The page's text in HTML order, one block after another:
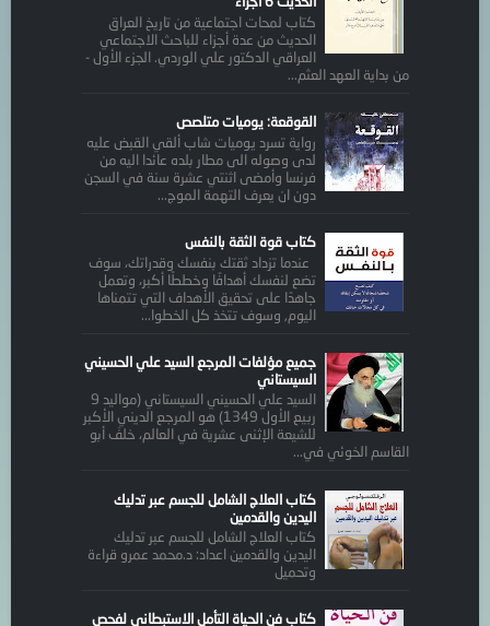
كتاب لمحات اجتماعية من تاريخ العراق
الحديث من عدة أجزاء للباحث الاجتماعي
العراقي الدكتور علي الوردي. الجزء الأول -
من بداية العهد العثم...
القوقعة: يوميات متلصص
رواية تسرد يوميات شاب ألقي القبض عليه
لدى وصوله الى مطار بلده عائدا اليه من
فرنسا وأمضى اثنتي عشرة سنة في السجن
دون ان يعرف التهمة الموج...
كتاب قوة الثقة بالنفس
عندما تزداد ثقتك بنفسك وقدراتك، سوف
تضع لنفسك أهدافًا وخططًا أكبر، وتعمل
جاهدًا على تحقيق الأهداف التي تتمناها
اليوم, وسوف تتخذ كل الخطوا...
جميع مؤلفات المرجع السيد علي الحسيني
السيستاني
السيد علي الحسيني السيستاني (مواليد 9
ربيع الأول 1349) هو المرجع الديني الأكبر
للشيعة الإثنى عشرية في العالم، خلفَ أبو
القاسم الخوئي في...
كتاب العلاج الشامل للجسم عبر تدليك
اليدين والقدمين
كتاب العلاج الشامل للجسم عبر تدليك
اليدين والقدمين اعداد: د.محمد عمرو قراءة
وتحميل
كتاب فن الحياة التأمل الاستبطاني لفحص